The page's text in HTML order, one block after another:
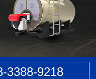
3388-9218